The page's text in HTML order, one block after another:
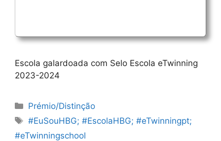
Escola galardoada com Selo Escola eTwinning
2023-2024
Categorias
Prémio/Distinção
Etiquetas
#EuSouHBG; #EscolaHBG; #eTwinningpt;
#eTwinningschool